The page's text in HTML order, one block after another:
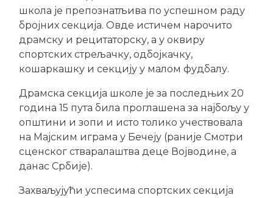
школа је препознатљива по успешном раду
бројних секција. Овде истичем нарочито
драмску и рецитаторску, а у оквиру
спортских стрељачку, одбојкачку,
кошаркашку и секцију у малом фудбалу.
Драмска секција школе је за последњих 20
година 15 пута била проглашена за најбољу у
општини и зопи и исто толико учествовала
на Мајским играма у Бечеју (раније Смотри
сценског стваралаштва деце Војводине, а
данас Србије).
Захваљујући успесима спортских секција